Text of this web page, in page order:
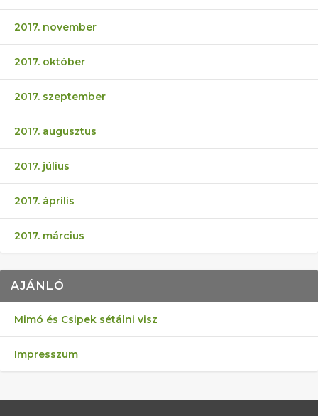
2017. november
2017. október
2017. szeptember
2017. augusztus
2017. július
2017. április
2017. március
AJÁNLÓ
Mimó és Csipek sétálni visz
Impresszum